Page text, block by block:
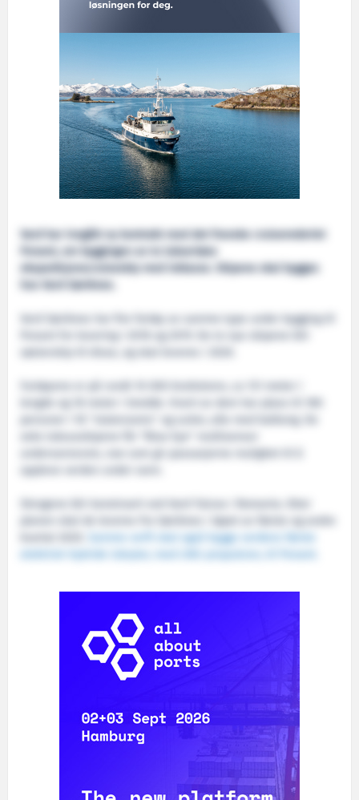
Vard har inngått ny kontrakt med det franske cruiserederiet
Ponant, om byggingen av to lukseriøse
ekspedisjonscruiseskip med isklasse. Skipene skal bygges
hos Vard Søviknes.
Vard Søviknes har fire fartøy av samme type under bygging til
Ponant for levering i 2018 og 2019. De to nye skipene blir
søsterskip til disse, og skal leveres i 2020.
Fartøyene er på rundt 10 000 bruttotonn, ca 131 meter i
lengde og 18 meter i bredde. Hvert av dem har plass til 180
personer i 92 "staterooms" og suiter, alle med balkong. De
undervannsrom, noe som gir passasjerne mulighet til å
oppleve verden under vann.
Skrogene blir konstruert ved Vard Tulcea i Romania. Etter
planen skal de leveres fra Søviknes i løpet av første og andre
Samme verft skal også bygge verdens første